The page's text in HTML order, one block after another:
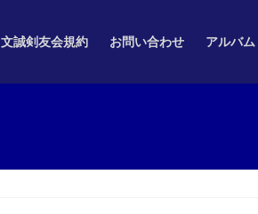
文誠剣友会規約 お問い合わせ アルバム